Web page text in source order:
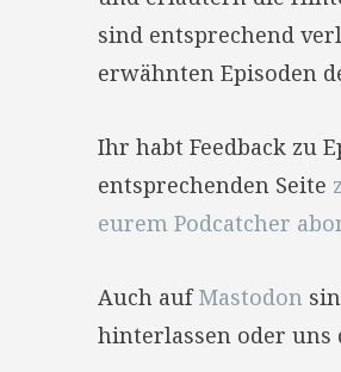
sind entsprechend
erwähnten Episoden
Ihr habt Feedback zu
entsprechenden Seite
eurem Podcatcher
Auch aufMastodon
hinterlassen oder uns